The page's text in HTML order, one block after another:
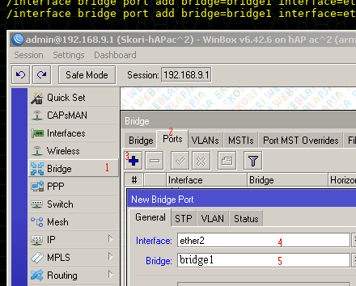
/interface bridge port add bridge=bridge1